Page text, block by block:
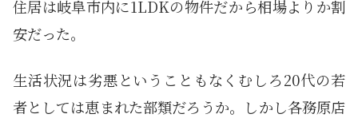
住居は岐阜市内に1LDKの物件だから相場よりか割
安だった。
生活状況は劣悪ということもなくむしろ20代の若
者としては恵まれた部類だろうか。しかし各務原店